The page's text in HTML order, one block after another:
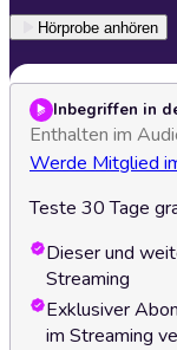
Hörprobe anhören
Inbegriffen in
Enthalten im
Werde Mitglied
Teste 30 Tage
Dieser und
Streaming
Exklusiver
im Streaming